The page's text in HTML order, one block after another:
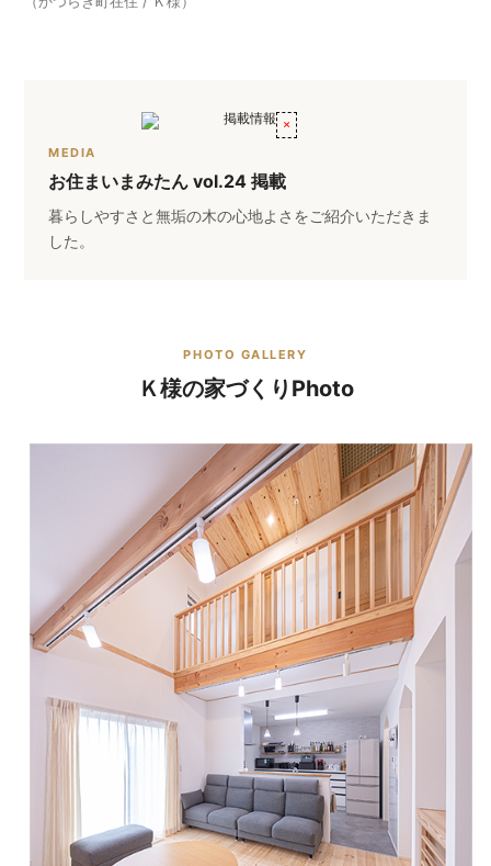
MEDIA
お住まいまみたん vol.24 掲載
暮らしやすさと無垢の木の心地よさをご紹介いただきま
した。
PHOTO GALLERY
Ｋ様の家づくりPhoto